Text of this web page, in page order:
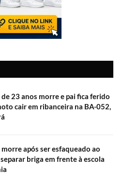
de 23 anos morre e pai fica ferido
cair em ribanceira na BA-052,
morre após ser esfaqueado ao
briga em frente à escola